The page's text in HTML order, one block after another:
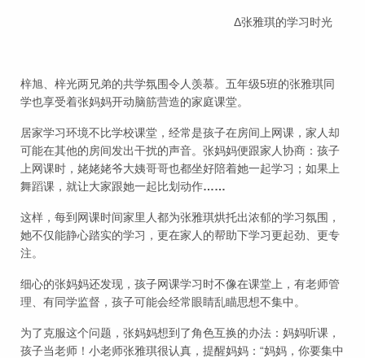
Δ张雅琪的学习时光
梓旭、梓光两兄弟的共学氛围令人羡慕。五年级5班的张雅琪同
学也享受着张妈妈开动脑筋营造的家庭课堂。
居家学习环境不比学校课堂，经常是孩子在房间上网课，家人却
可能在其他的房间发出干扰的声音。张妈妈便跟家人协商：孩子
上网课时，姥姥姥爷大姨哥哥也都坐好陪着她一起学习；如果上
舞蹈课，就让大家跟她一起比划动作……
这样，每到网课时间家里人都为张雅琪烘托出浓郁的学习氛围，
她不仅能静心踏实的学习，更在家人的帮助下学习更起劲、更专
注。
细心的张妈妈还发现，孩子网课学习时不像在课堂上，有老师管
理、有同学监督，孩子可能会经常眼睛乱瞄思想不集中。
为了克服这个问题，张妈妈想到了角色互换的办法：妈妈听课，
孩子当老师！小老师张雅琪很认真，提醒妈妈：“妈妈，你要集中